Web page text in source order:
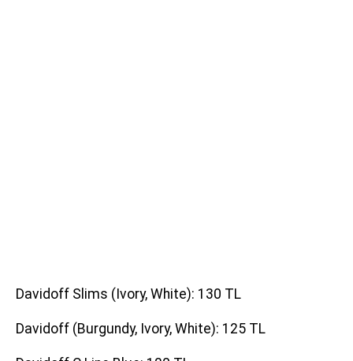
Davidoff Slims (Ivory, White): 130 TL
Davidoff (Burgundy, Ivory, White): 125 TL